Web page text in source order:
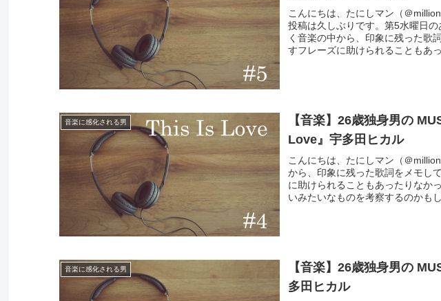
こんにちは、たにしマン（＠
投稿は久しぶりです。第5水曜日
く音楽の中から、印象に残った歌
すフレーズに助けられることもあっ
音楽に感化される男
【音楽】26歳独身男の
Love』宇多田ヒカル
こんにちは、たにしマン（＠
から、印象に残った歌詞をメモし
に助けられることもあったりなか
いみたいなものを考察するのかも
音楽に感化される男
【音楽】26歳独身男の
多田ヒカル